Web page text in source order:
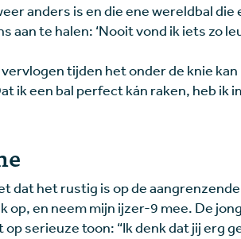
anders is en die ene wereldbal
aan te halen: ‘Nooit vond ik iets zo
tijden het onder de knie
ik een bal perfect kán raken, heb ik
dat het rustig is op de aangrenzende
op, en neem mijn ijzer-9 mee. De
op serieuze toon: “Ik denk dat jij erg